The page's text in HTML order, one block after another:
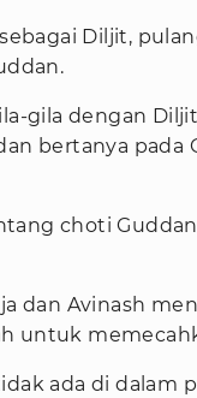
Diljit,
gila dengan
bertanya pada
choti
dan Avinash
untuk
ada di dalam